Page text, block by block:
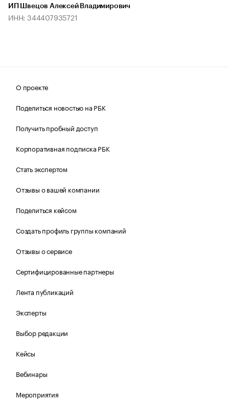
ИП Швецов Алексей Владимирович
ИНН: 344407935721
О проекте
Поделиться новостью на РБК
Получить пробный доступ
Корпоративная подписка РБК
Стать экспертом
Отзывы о вашей компании
Поделиться кейсом
Создать профиль группы компаний
Отзывы о сервисе
Сертифицированные партнеры
Лента публикаций
Эксперты
Выбор редакции
Кейсы
Вебинары
Мероприятия